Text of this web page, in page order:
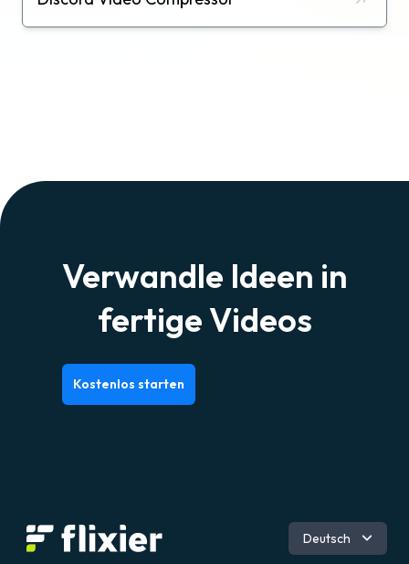
Verwandle Ideen in
fertige Videos
Kostenlos starten
Spanisch
Portugiesisch
Deutsch